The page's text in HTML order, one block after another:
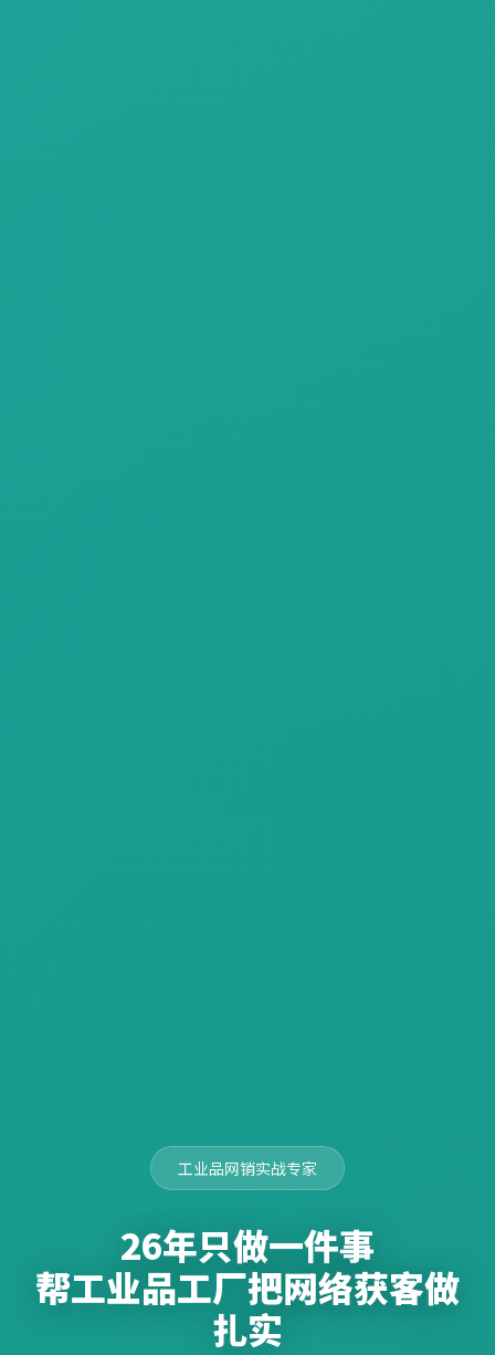
工业品网销实战专家
26年只做一件事
帮工业品工厂把网络获客做
扎实